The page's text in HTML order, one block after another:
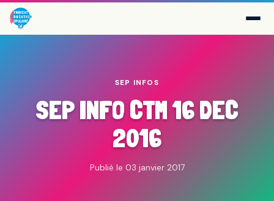
SEP INFOS
SEP INFO CTM 16 DEC
2016
Publié le 03 janvier 2017